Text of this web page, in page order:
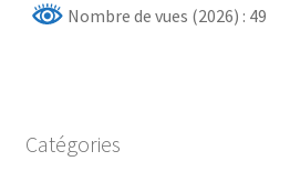
Nombre de vues (2026) : 49
Catégories